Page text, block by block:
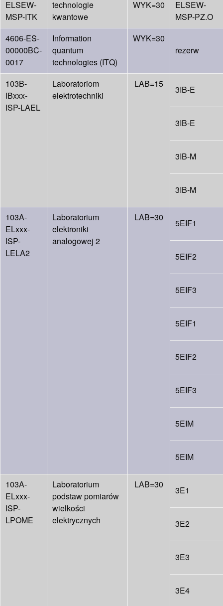
ELSEW-
MSP-ITK
technologie
kwantowe
WYK=30
ELSEW-
MSP-PZ.O
4606-ES-
00000BC-
0017
Information
quantum
technologies (ITQ)
WYK=30
rezerw
103B-
IBxxx-
ISP-LAEL
Laboratoriom
elektrotechniki
LAB=15
3IB-E
3IB-E
3IB-M
3IB-M
103A-
ELxxx-
ISP-
LELA2
Laboratorium
elektroniki
analogowej 2
LAB=30
5EIF1
5EIF2
5EIF3
5EIF1
5EIF2
5EIF3
5EIM
5EIM
103A-
ELxxx-
ISP-
LPOME
Laboratorium
podstaw pomiarów
wielkości
elektrycznych
LAB=30
3E1
3E2
3E3
3E4